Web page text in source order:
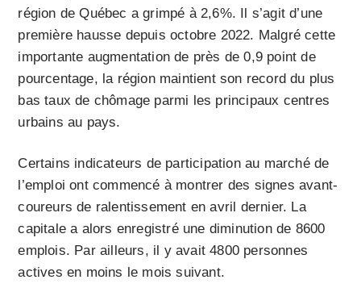
région de Québec a grimpé à 2,6%. Il s’agit d’une
première hausse depuis octobre 2022. Malgré cette
importante augmentation de près de 0,9 point de
pourcentage, la région maintient son record du plus
bas taux de chômage parmi les principaux centres
urbains au pays.
Certains indicateurs de participation au marché de
l’emploi ont commencé à montrer des signes avant-
coureurs de ralentissement en avril dernier. La
capitale a alors enregistré une diminution de 8600
emplois. Par ailleurs, il y avait 4800 personnes
actives en moins le mois suivant.